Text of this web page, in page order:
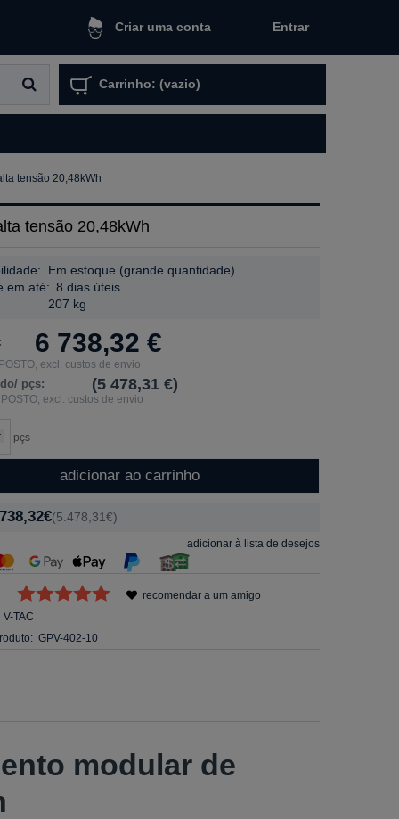
Criar uma conta Entrar
Carrinho: (vazio)
tensão 20,48kWh
tensão 20,48kWh
Em estoque (grande quantidade)
em até: 8 dias úteis
207 kg
6 738,32 €
excl. custos de envio
pçs: (5 478,31 €)
excl. custos de envio
pçs
adicionar ao carrinho
(5.478,31€)
adicionar à lista de desejos
V-TAC
GPV-402-10
recomendar a um amigo
modular de